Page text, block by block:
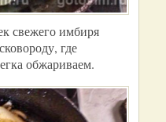
свежего имбиря
где
обжариваем.